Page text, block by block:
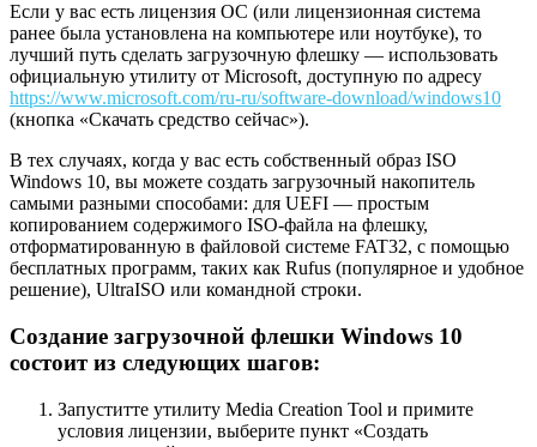
Если у вас есть лицензия ОС (или лицензионная система
ранее была установлена на компьютере или ноутбуке), то
лучший путь сделать загрузочную флешку — использовать
официальную утилиту от Microsoft, доступную по адресу
https://www.microsoft.com/ru-ru/software-download/windows10
(кнопка «Скачать средство сейчас»).
В тех случаях, когда у вас есть собственный образ ISO
Windows 10, вы можете создать загрузочный накопитель
самыми разными способами: для UEFI — простым
копированием содержимого ISO-файла на флешку,
отформатированную в файловой системе FAT32, с помощью
бесплатных программ, таких как Rufus (популярное и удобное
решение), UltraISO или командной строки.
Создание загрузочной флешки Windows 10
состоит из следующих шагов:
Запуститте утилиту Media Creation Tool и примите
условия лицензии, выберите пункт «Создать